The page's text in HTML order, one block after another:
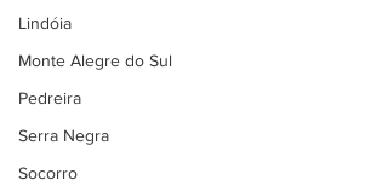
Lindóia
Monte Alegre do Sul
Pedreira
Serra Negra
Socorro